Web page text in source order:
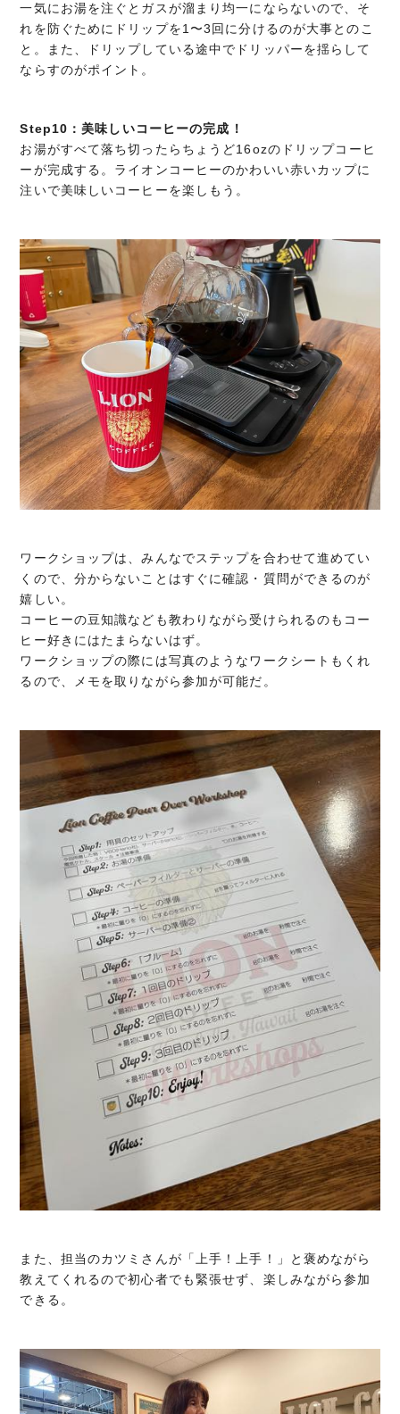
一気にお湯を注ぐとガスが溜まり均一にならないので、そ
れを防ぐためにドリップを1〜3回に分けるのが大事とのこ
と。また、ドリップしている途中でドリッパーを揺らして
ならすのがポイント。
Step10：美味しいコーヒーの完成！
お湯がすべて落ち切ったらちょうど16ozのドリップコーヒ
ーが完成する。ライオンコーヒーのかわいい赤いカップに
注いで美味しいコーヒーを楽しもう。
ワークショップは、みんなでステップを合わせて進めてい
くので、分からないことはすぐに確認・質問ができるのが
嬉しい。
コーヒーの豆知識なども教わりながら受けられるのもコー
ヒー好きにはたまらないはず。
ワークショップの際には写真のようなワークシートもくれ
るので、メモを取りながら参加が可能だ。
また、担当のカツミさんが「上手！上手！」と褒めながら
教えてくれるので初心者でも緊張せず、楽しみながら参加
できる。